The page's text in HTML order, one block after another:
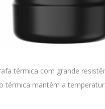
térmica com grande
térmica mantém a